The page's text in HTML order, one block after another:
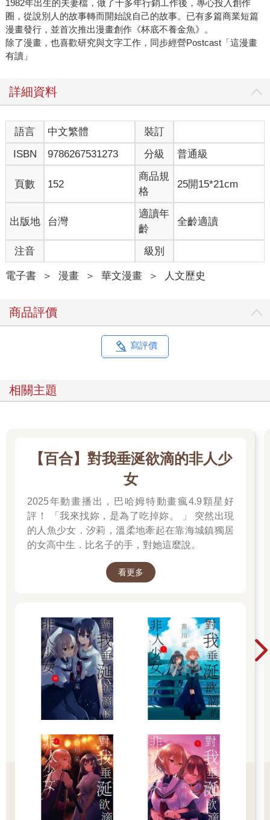
1982年出生的夫妻檔，做了十多年行銷工作後，專心投入創作
圈，從說別人的故事轉而開始說自己的故事。已有多篇商業短篇
漫畫發行，並首次推出漫畫創作《杯底不養金魚》。
除了漫畫，也喜歡研究與文字工作，同步經營Postcast「這漫畫
有讀」
詳細資料
語言 中文繁體
裝訂
ISBN
9786267531273 分級 普通級
頁數 152
商品規
格
25開15*21cm
出版地 台灣
適讀年
齡
全齡適讀
注音 級別
電子書 ＞ 漫畫 ＞ 華文漫畫 ＞ 人文歷史
商品評價
寫評價
相關主題
【百合】對我垂涎欲滴的非人少
女
2025年動畫播出，巴哈姆特動畫瘋4.9顆星好
評！ 「我來找妳，是為了吃掉妳。 」 突然出現
的人魚少女．汐莉，溫柔地牽起在靠海城鎮獨居
的女高中生．比名子的手，對她這麼說。
看更多